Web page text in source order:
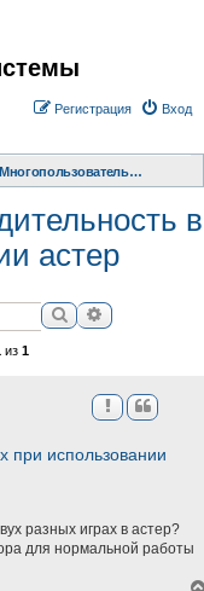
Вход
Регистрация
Многопользовательское расширение АСТЕР
в
астер
Поиск
из 1
при использовании
разных играх в астер?
для нормальной работы